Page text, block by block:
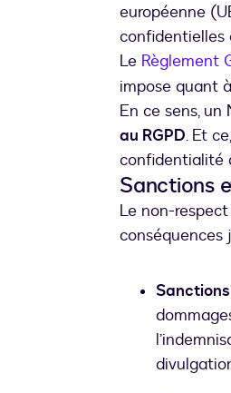
européenne
confidentielles
Le Règlement
impose quant
En ce sens,
au RGPD. Et
confidentialité
Sanctions
Le non-
conséquences